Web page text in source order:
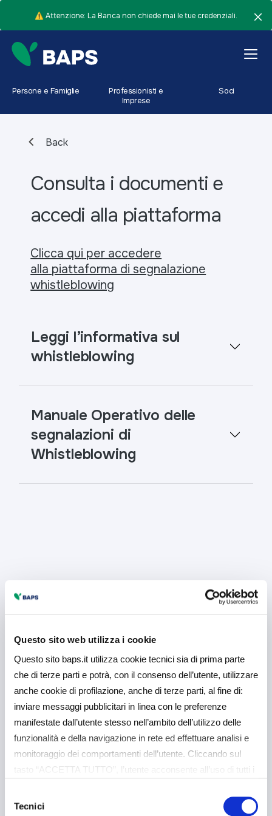
Questo sito web utilizza i cookie
Questo sito baps.it utilizza cookie tecnici sia di prima parte
che di terze parti e potrà, con il consenso dell’utente, utilizzare
anche cookie di profilazione, anche di terze parti, al fine di:
inviare messaggi pubblicitari in linea con le preferenze
manifestate dall’utente stesso nell’ambito dell’utilizzo delle
funzionalità e della navigazione in rete ed effettuare analisi e
monitoraggio dei comportamenti dell’utente. Cliccando sul
tasto “ACCETTA TUTTO”, l’utente acconsente all’uso di tutti i
analitici. Il consenso è facoltativo e può essere revocato in
delTecnici
⚠️ Attenzione: La Banca non chiede mai le tue credenziali.
Persone e Famiglie
Professionisti e
Imprese
Soci
Back
Consulta i documenti e
accedi alla piattaforma
Clicca qui per accedere
alla piattaforma di segnalazione
whistleblowing
Leggi l’informativa sul
whistleblowing
Manuale Operativo delle
segnalazioni di
Whistleblowing